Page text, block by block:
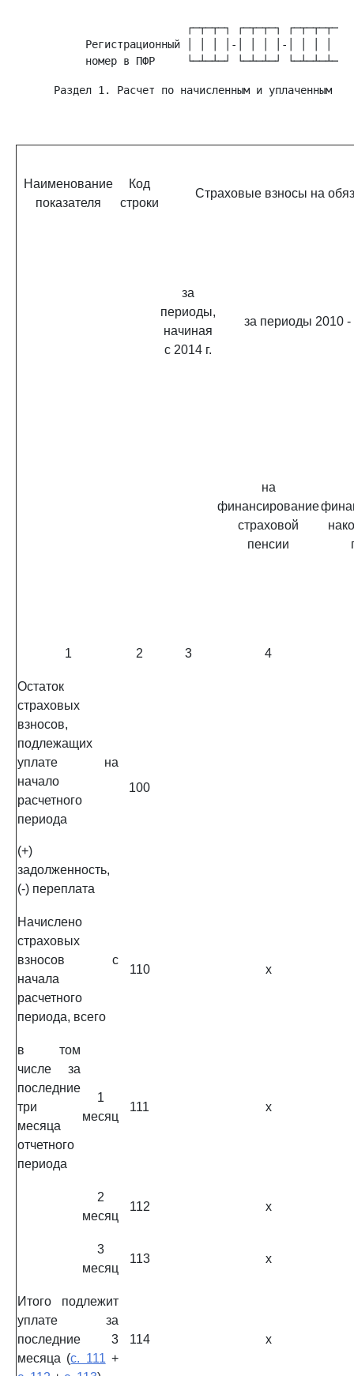
Регистрационный │ │ │ │-│ │ │ │-│ │ │ │ │
Раздел 1. Расчет по начисленным и уплаченным
Наименование
показателя
Код
строки
Страховые взносы на
за
периоды,
начиная
с 2014 г.
за периоды 2010 -
на
финансирование
страховой
пенсии
1 2 3 4
Остаток
страховых
взносов,
подлежащих
уплате на
начало
расчетного
периода
(+)
задолженность,
(-) переплата
100
Начислено
страховых
взносов с
начала
расчетного
периода, всего
110 x
в том
числе за
последние
три
месяца
отчетного
периода
1
месяц
111 x
2
месяц
112 x
3
месяц
113 x
Итого подлежит
уплате за
последние 3
месяца (с. 111 +
114 x